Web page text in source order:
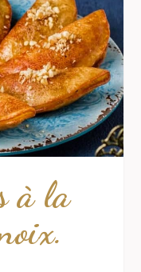
à la